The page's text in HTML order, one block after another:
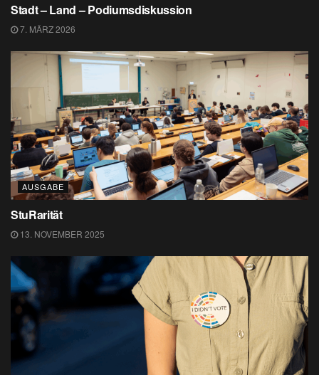
Stadt – Land – Podiumsdiskussion
7. MÄRZ 2026
AUSGABE
StuRarität
13. NOVEMBER 2025